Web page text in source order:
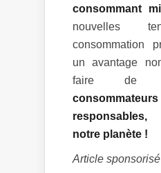
consommant
nouvelles
consommation
un avantage
faire de
notre planète !
Article sponsorisé